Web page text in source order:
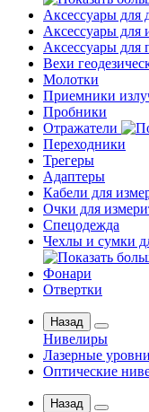
Аксессуары для
Аксессуары для
Аксессуары для
Вехи
Молотки
Приемники
Пробники
Отражатели
Переходники
Трегеры
Адаптеры
Кабели для
Очки для
Спецодежда
Чехлы и сумки
Фонари
Отвертки
Назад
Нивелиры
Лазерные уровни
Оптические
Назад